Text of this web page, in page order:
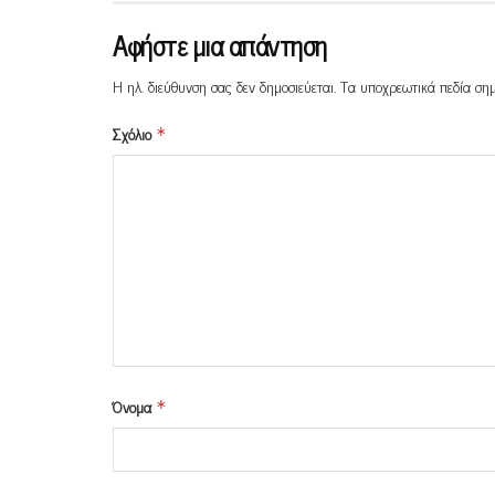
Αφήστε μια απάντηση
Η ηλ. διεύθυνση σας δεν δημοσιεύεται.Τα υποχρεωτικά πεδία
Σχόλιο *
Όνομα *